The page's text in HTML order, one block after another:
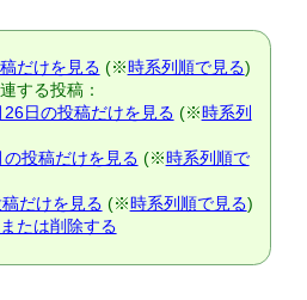
だけを見る (※時系列順で見る)
する投稿：
日の投稿だけを見る (※時系列
投稿だけを見る (※時系列順で
だけを見る (※時系列順で見る)
たは削除する